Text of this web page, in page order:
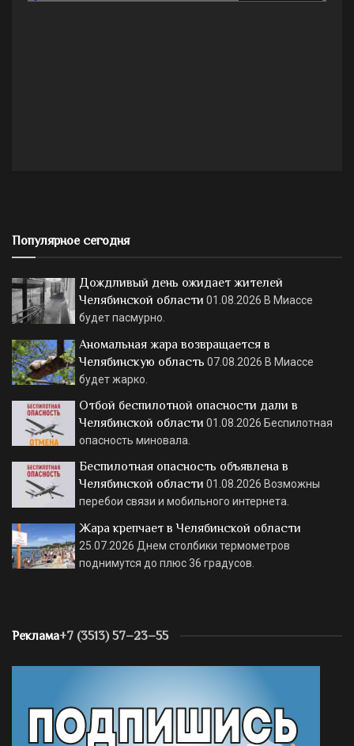
Популярное сегодня
Дождливый день ожидает жителей
Челябинской области 01.08.2026 В Миассе
будет пасмурно.
Аномальная жара возвращается в
Челябинскую область 07.08.2026 В Миассе
будет жарко.
Отбой беспилотной опасности дали в
Челябинской области 01.08.2026 Беспилотная
опасность миновала.
Беспилотная опасность объявлена в
Челябинской области 01.08.2026 Возможны
перебои связи и мобильного интернета.
Жара крепчает в Челябинской области
25.07.2026 Днем столбики термометров
поднимутся до плюс 36 градусов.
Реклама+7 (3513) 57–23–55